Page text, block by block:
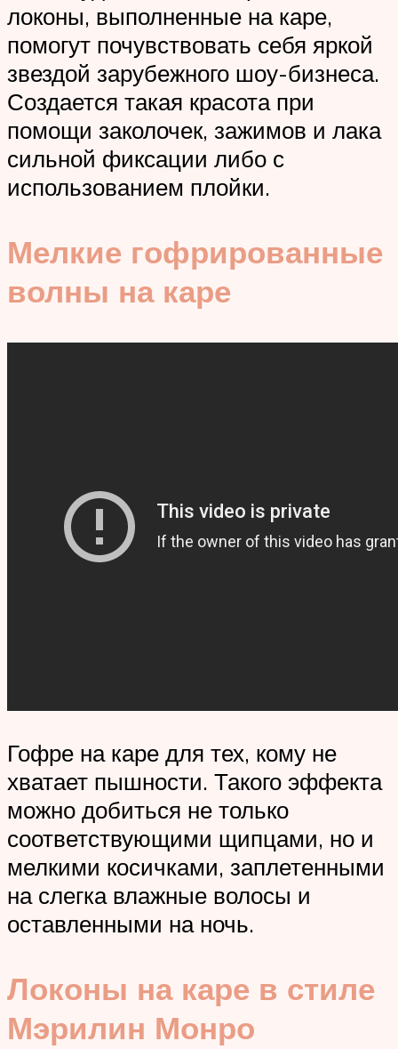
локоны, выполненные на каре,
помогут почувствовать себя яркой
звездой зарубежного шоу-бизнеса.
Создается такая красота при
помощи заколочек, зажимов и лака
сильной фиксации либо с
использованием плойки.
Мелкие гофрированные
волны на каре
Гофре на каре для тех, кому не
хватает пышности. Такого эффекта
можно добиться не только
соответствующими щипцами, но и
мелкими косичками, заплетенными
на слегка влажные волосы и
оставленными на ночь.
Локоны на каре в стиле
Мэрилин Монро